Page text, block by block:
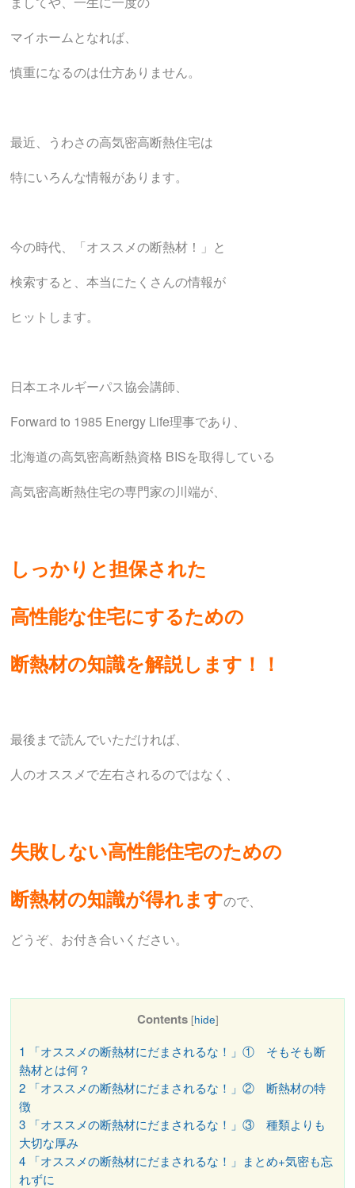
マイホームとなれば、
慎重になるのは仕方ありません。
最近、うわさの高気密高断熱住宅は
特にいろんな情報があります。
今の時代、「オススメの断熱材！」と
検索すると、本当にたくさんの情報が
ヒットします。
日本エネルギーパス協会講師、
Forward to 1985 Energy Life理事であり、
北海道の高気密高断熱資格 BISを取得している
高気密高断熱住宅の専門家の川端が、
しっかりと担保された
高性能な住宅にするための
断熱材の知識を解説します！！
最後まで読んでいただければ、
人のオススメで左右されるのではなく、
失敗しない高性能住宅のための
断熱材の知識が得れますので、
どうぞ、お付き合いください。
Contents [hide]
1 「オススメの断熱材にだまされるな！」① そもそも断
熱材とは何？
2 「オススメの断熱材にだまされるな！」② 断熱材の特
徴
3 「オススメの断熱材にだまされるな！」③ 種類よりも
大切な厚み
4 「オススメの断熱材にだまされるな！」まとめ+気密も忘
れずに